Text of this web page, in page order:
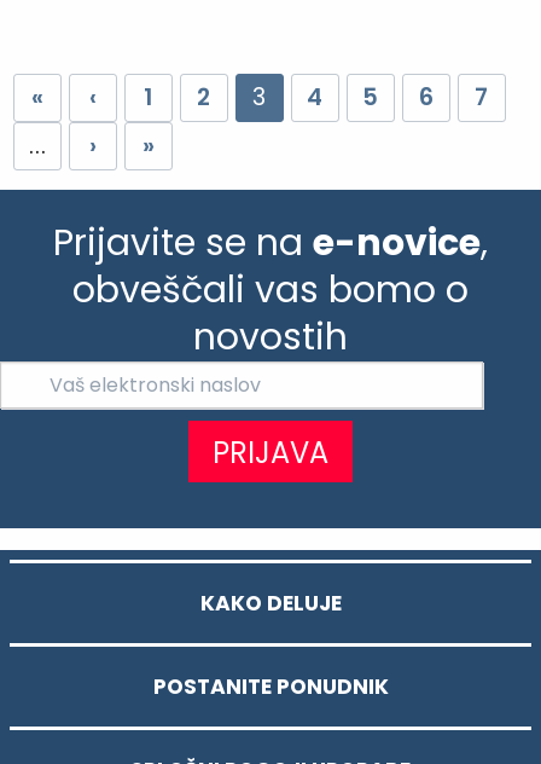
« ‹ 1 2 3 4 5 6
7
...
› »
Prijavite se na e-novice,
obveščali vas bomo o
novostih
PRIJAVA
KAKO DELUJE
POSTANITE PONUDNIK